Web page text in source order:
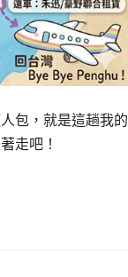
包，就是這趟我的
走吧！